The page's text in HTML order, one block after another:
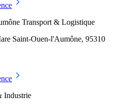
Transport & Logistique
Saint-Ouen-l'Aumône, 95310
Industrie